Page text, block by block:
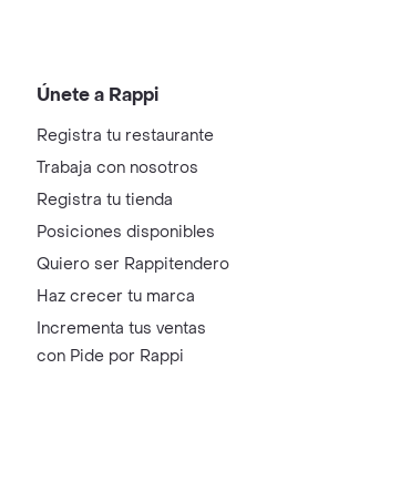
Únete a Rappi
Registra tu restaurante
Trabaja con nosotros
Registra tu tienda
Posiciones disponibles
Quiero ser Rappitendero
Haz crecer tu marca
Incrementa tus ventas
con Pide por Rappi